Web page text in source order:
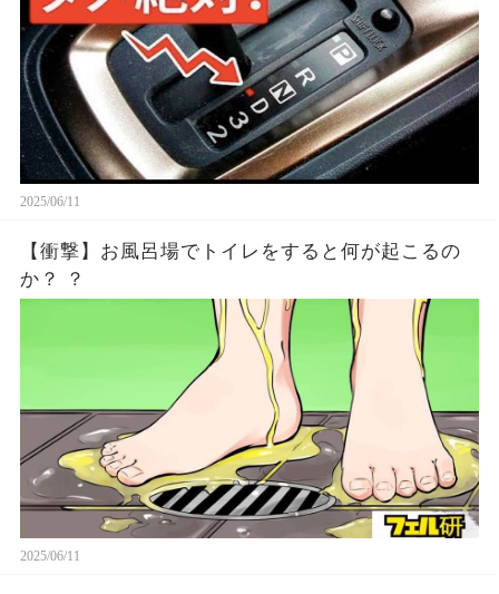
2025/06/11
【衝撃】お風呂場でトイレをすると何が起こるの
か？ ？
2025/06/11